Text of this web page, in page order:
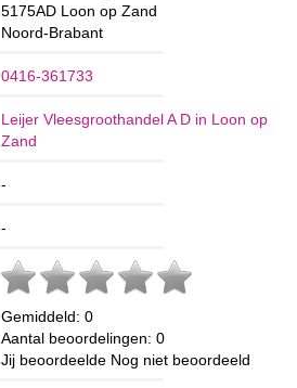
5175AD Loon op Zand
Noord-Brabant
0416-361733
Leijer Vleesgroothandel A D in Loon op
Zand
-
-
Gemiddeld: 0
Aantal beoordelingen: 0
Jij beoordeelde Nog niet beoordeeld